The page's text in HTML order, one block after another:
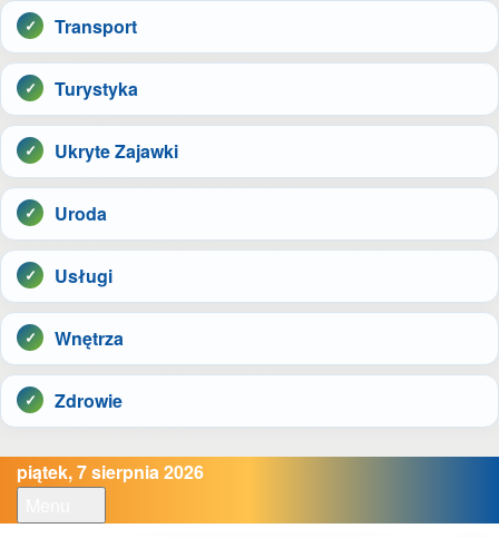
Transport
Turystyka
Ukryte Zajawki
Uroda
Usługi
Wnętrza
Zdrowie
piątek, 7 sierpnia 2026